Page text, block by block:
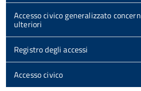
Accesso civico generalizzato
ulteriori
Registro degli accessi
Accesso civico